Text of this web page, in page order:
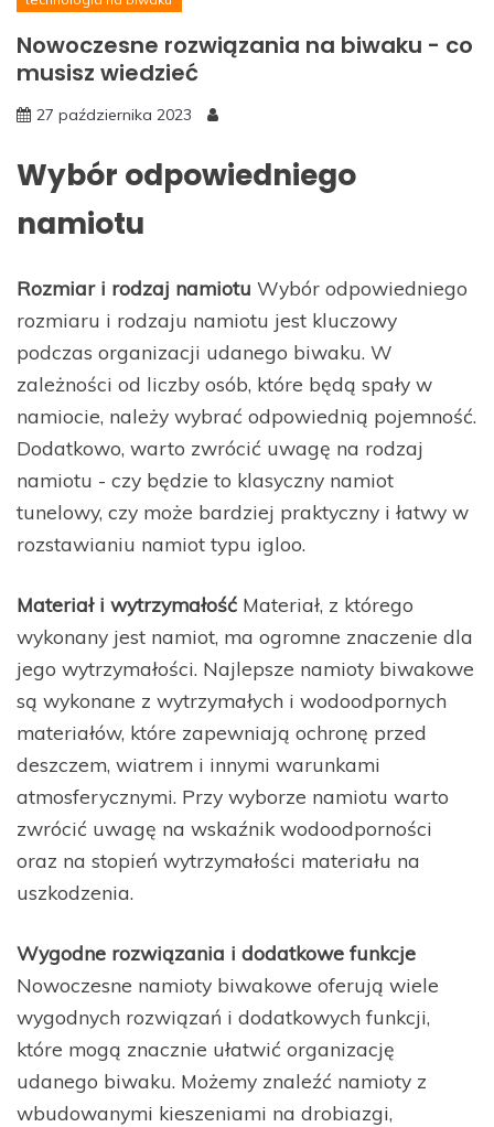
Nowoczesne rozwiązania na biwaku - co
musisz wiedzieć
27 października 2023
Wybór odpowiedniego
namiotu
Rozmiar i rodzaj namiotu Wybór odpowiedniego
rozmiaru i rodzaju namiotu jest kluczowy
podczas organizacji udanego biwaku. W
zależności od liczby osób, które będą spały w
namiocie, należy wybrać odpowiednią pojemność.
Dodatkowo, warto zwrócić uwagę na rodzaj
namiotu - czy będzie to klasyczny namiot
tunelowy, czy może bardziej praktyczny i łatwy w
rozstawianiu namiot typu igloo.
Materiał i wytrzymałość Materiał, z którego
wykonany jest namiot, ma ogromne znaczenie dla
jego wytrzymałości. Najlepsze namioty biwakowe
są wykonane z wytrzymałych i wodoodpornych
materiałów, które zapewniają ochronę przed
deszczem, wiatrem i innymi warunkami
atmosferycznymi. Przy wyborze namiotu warto
zwrócić uwagę na wskaźnik wodoodporności
oraz na stopień wytrzymałości materiału na
uszkodzenia.
Wygodne rozwiązania i dodatkowe funkcje
Nowoczesne namioty biwakowe oferują wiele
wygodnych rozwiązań i dodatkowych funkcji,
które mogą znacznie ułatwić organizację
udanego biwaku. Możemy znaleźć namioty z
wbudowanymi kieszeniami na drobiazgi,